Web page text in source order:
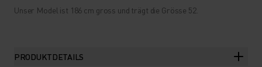
Unser Model ist 186 cm gross und trägt die Grösse 52.
PRODUKTDETAILS